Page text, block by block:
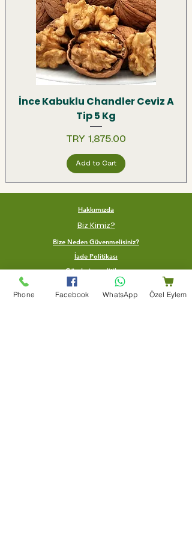
İnce Kabuklu Chandler Ceviz A
Tip 5 Kg
Price
TRY 1,875.00
Add to Cart
Hakkımızda
Biz Kimiz?
Bize Neden Güvenmelisiniz?
İade Politikası
Gönderim politikası
Phone Facebook WhatsApp Özel Eylem